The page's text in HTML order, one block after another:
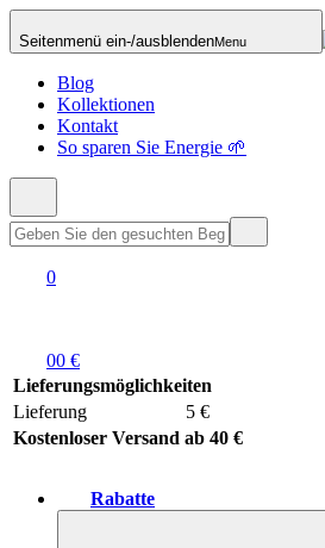
Seitenmenü ein-/ausblendenMenu
Blog
Kollektionen
Kontakt
So sparen Sie Energie 🌱
0
00 €
Lieferungsmöglichkeiten
Lieferung
5 €
Kostenloser Versand ab 40 €
Rabatte